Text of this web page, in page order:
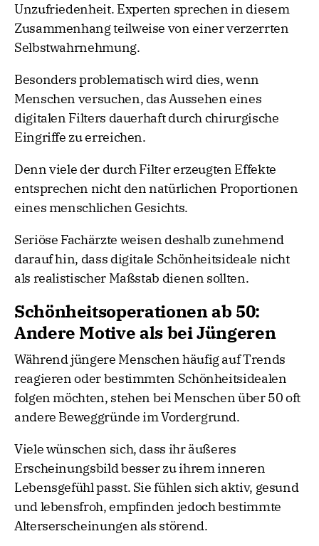
Unzufriedenheit. Experten sprechen in diesem
Zusammenhang teilweise von einer verzerrten
Selbstwahrnehmung.
Besonders problematisch wird dies, wenn
Menschen versuchen, das Aussehen eines
digitalen Filters dauerhaft durch chirurgische
Eingriffe zu erreichen.
Denn viele der durch Filter erzeugten Effekte
entsprechen nicht den natürlichen Proportionen
eines menschlichen Gesichts.
Seriöse Fachärzte weisen deshalb zunehmend
darauf hin, dass digitale Schönheitsideale nicht
als realistischer Maßstab dienen sollten.
Schönheitsoperationen ab 50:
Andere Motive als bei Jüngeren
Während jüngere Menschen häufig auf Trends
reagieren oder bestimmten Schönheitsidealen
folgen möchten, stehen bei Menschen über 50 oft
andere Beweggründe im Vordergrund.
Viele wünschen sich, dass ihr äußeres
Erscheinungsbild besser zu ihrem inneren
Lebensgefühl passt. Sie fühlen sich aktiv, gesund
und lebensfroh, empfinden jedoch bestimmte
Alterserscheinungen als störend.